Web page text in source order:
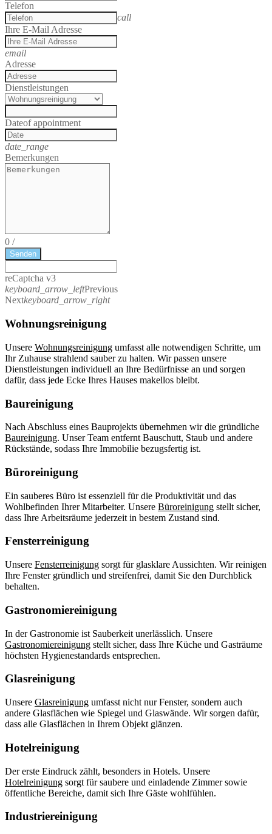
Telefon
call
Ihre E-Mail Adresse
email
Adresse
Dienstleistungen
Dateof appointment
date_range
Bemerkungen
0 /
Senden
reCaptcha v3
keyboard_arrow_leftPrevious
Nextkeyboard_arrow_right
Wohnungsreinigung
Unsere Wohnungsreinigung umfasst alle notwendigen Schritte, um
Ihr Zuhause strahlend sauber zu halten. Wir passen unsere
Dienstleistungen individuell an Ihre Bedürfnisse an und sorgen
dafür, dass jede Ecke Ihres Hauses makellos bleibt.
Baureinigung
Nach Abschluss eines Bauprojekts übernehmen wir die gründliche
Baureinigung. Unser Team entfernt Bauschutt, Staub und andere
Rückstände, sodass Ihre Immobilie bezugsfertig ist.
Büroreinigung
Ein sauberes Büro ist essenziell für die Produktivität und das
Wohlbefinden Ihrer Mitarbeiter. Unsere Büroreinigung stellt sicher,
dass Ihre Arbeitsräume jederzeit in bestem Zustand sind.
Fensterreinigung
Unsere Fensterreinigung sorgt für glasklare Aussichten. Wir reinigen
Ihre Fenster gründlich und streifenfrei, damit Sie den Durchblick
behalten.
Gastronomiereinigung
In der Gastronomie ist Sauberkeit unerlässlich. Unsere
Gastronomiereinigung stellt sicher, dass Ihre Küche und Gasträume
höchsten Hygienestandards entsprechen.
Glasreinigung
Unsere Glasreinigung umfasst nicht nur Fenster, sondern auch
andere Glasflächen wie Spiegel und Glaswände. Wir sorgen dafür,
dass alle Glasflächen in Ihrem Objekt glänzen.
Hotelreinigung
Der erste Eindruck zählt, besonders in Hotels. Unsere
Hotelreinigung sorgt für saubere und einladende Zimmer sowie
öffentliche Bereiche, damit sich Ihre Gäste wohlfühlen.
Industriereinigung